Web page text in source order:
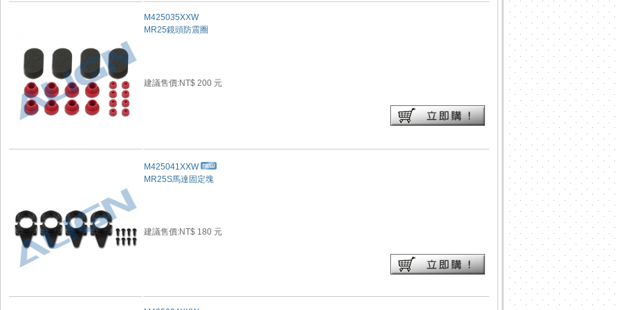
M425035XXW
MR25鏡頭防震圈
建議售價:NT$ 200 元
M425041XXW
MR25S馬達固定塊
建議售價:NT$ 180 元